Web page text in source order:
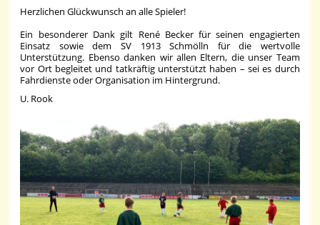
Herzlichen Glückwunsch an alle Spieler!
Ein besonderer Dank gilt René Becker für seinen engagierten
Einsatz sowie dem SV 1913 Schmölln für die wertvolle
Unterstützung. Ebenso danken wir allen Eltern, die unser Team
vor Ort begleitet und tatkräftig unterstützt haben – sei es durch
Fahrdienste oder Organisation im Hintergrund.
U. Rook